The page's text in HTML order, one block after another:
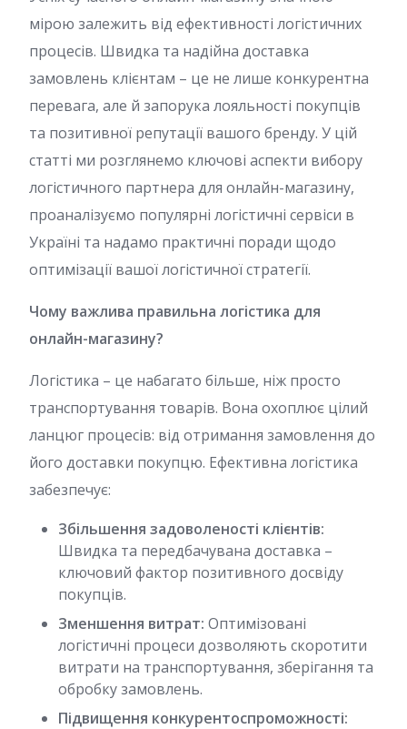
мірою залежить від ефективності логістичних
процесів. Швидка та надійна доставка
замовлень клієнтам – це не лише конкурентна
перевага, але й запорука лояльності покупців
та позитивної репутації вашого бренду. У цій
статті ми розглянемо ключові аспекти вибору
логістичного партнера для онлайн-магазину,
проаналізуємо популярні логістичні сервіси в
Україні та надамо практичні поради щодо
оптимізації вашої логістичної стратегії.
Чому важлива правильна логістика для
онлайн-магазину?
Логістика – це набагато більше, ніж просто
транспортування товарів. Вона охоплює цілий
ланцюг процесів: від отримання замовлення до
його доставки покупцю. Ефективна логістика
забезпечує:
Збільшення задоволеності клієнтів:
Швидка та передбачувана доставка –
ключовий фактор позитивного досвіду
покупців.
Зменшення витрат: Оптимізовані
логістичні процеси дозволяють скоротити
витрати на транспортування, зберігання та
обробку замовлень.
Підвищення конкурентоспроможності: